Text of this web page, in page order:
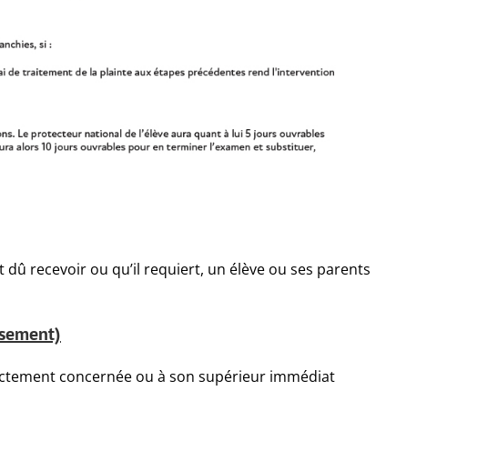
dû recevoir ou qu’il requiert, un élève ou ses parents
concernée ou à son supérieur immédiat